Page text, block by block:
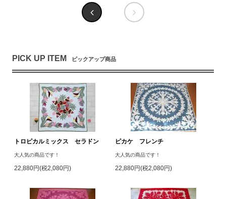
PICK UP ITEM ピックアップ商品
トロピカルミックス セラドン
大人気の商品です！
22,880円(税2,080円)
ピカケ フレンチ
大人気の商品です！
22,880円(税2,080円)